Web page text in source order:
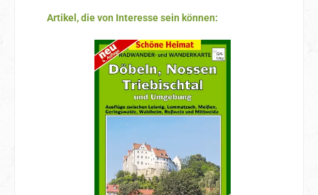
Produktgalerie überspringen
Artikel, die von Interesse sein können: